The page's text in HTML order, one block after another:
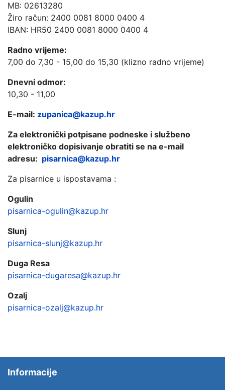
MB: 02613280
Žiro račun: 2400 0081 8000 0400 4
IBAN: HR50 2400 0081 8000 0400 4
Radno vrijeme:
7,00 do 7,30 - 15,00 do 15,30 (klizno radno vrijeme)
Dnevni odmor:
10,30 - 11,00
E-mail: zupanica@kazup.hr
Za elektronički potpisane podneske i službeno
elektroničko dopisivanje obratiti se na e-mail
adresu: pisarnica@kazup.hr
Za pisarnice u ispostavama :
Ogulin
pisarnica-ogulin@kazup.hr
Slunj
pisarnica-slunj@kazup.hr
Duga Resa
pisarnica-dugaresa@kazup.hr
Ozalj
pisarnica-ozalj@kazup.hr
Informacije